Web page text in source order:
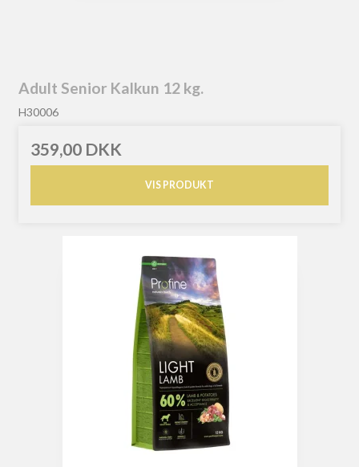
Adult Senior Kalkun 12 kg.
H30006
359,00 DKK
VIS PRODUKT